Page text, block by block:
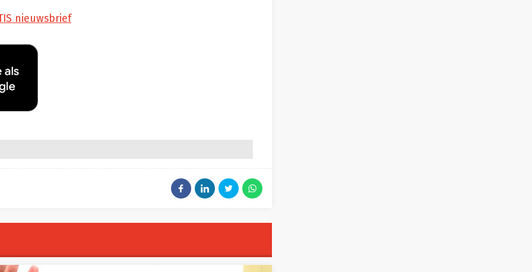
nieuwsbrief